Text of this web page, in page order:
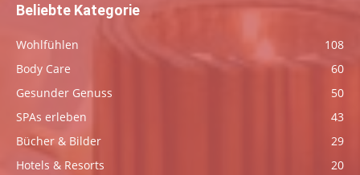
Beliebte Kategorie
Wohlfühlen
108
Body Care
60
Gesunder Genuss
50
SPAs erleben
43
Bücher & Bilder
29
Hotels & Resorts
20